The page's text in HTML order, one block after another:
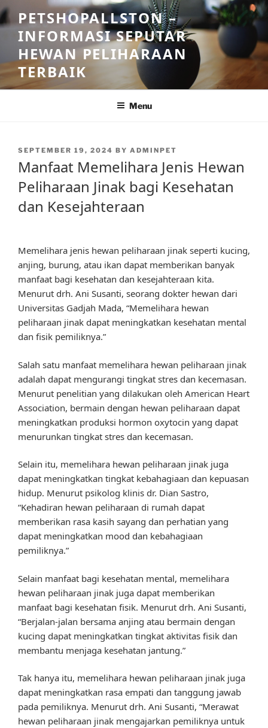
Skip
to
content
PETSHOPALLSTON –
INFORMASI SEPUTAR
HEWAN PELIHARAAN
TERBAIK
Menu
POSTED
SEPTEMBER 19, 2024 BY ADMINPET
Manfaat Memelihara Jenis Hewan
Peliharaan Jinak bagi Kesehatan
dan Kesejahteraan
Memelihara jenis hewan peliharaan jinak seperti kucing,
anjing, burung, atau ikan dapat memberikan banyak
manfaat bagi kesehatan dan kesejahteraan kita.
Menurut drh. Ani Susanti, seorang dokter hewan dari
Universitas Gadjah Mada, “Memelihara hewan
peliharaan jinak dapat meningkatkan kesehatan mental
dan fisik pemiliknya.”
Salah satu manfaat memelihara hewan peliharaan jinak
adalah dapat mengurangi tingkat stres dan kecemasan.
Menurut penelitian yang dilakukan oleh American Heart
Association, bermain dengan hewan peliharaan dapat
meningkatkan produksi hormon oxytocin yang dapat
menurunkan tingkat stres dan kecemasan.
Selain itu, memelihara hewan peliharaan jinak juga
dapat meningkatkan tingkat kebahagiaan dan kepuasan
hidup. Menurut psikolog klinis dr. Dian Sastro,
“Kehadiran hewan peliharaan di rumah dapat
memberikan rasa kasih sayang dan perhatian yang
dapat meningkatkan mood dan kebahagiaan
pemiliknya.”
Selain manfaat bagi kesehatan mental, memelihara
hewan peliharaan jinak juga dapat memberikan
manfaat bagi kesehatan fisik. Menurut drh. Ani Susanti,
“Berjalan-jalan bersama anjing atau bermain dengan
kucing dapat meningkatkan tingkat aktivitas fisik dan
membantu menjaga kesehatan jantung.”
Tak hanya itu, memelihara hewan peliharaan jinak juga
dapat meningkatkan rasa empati dan tanggung jawab
pada pemiliknya. Menurut drh. Ani Susanti, “Merawat
hewan peliharaan jinak mengajarkan pemiliknya untuk